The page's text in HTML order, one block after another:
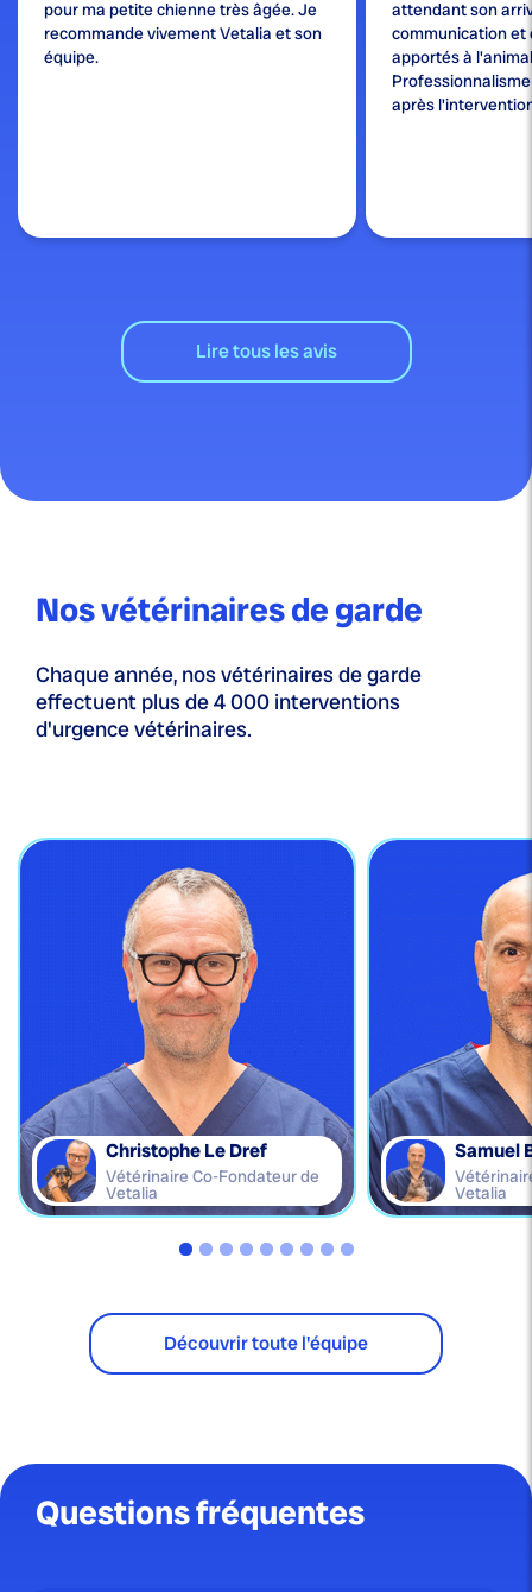
pour ma petite chienne très âgée. Je
recommande vivement Vetalia et son
équipe.
attendant son
communication et
apportés à
après
Lire tous les avis
Nos vétérinaires de garde
Chaque année, nos vétérinaires de garde
effectuent plus de 4 000 interventions
d'urgence vétérinaires.
Christophe Le Dref
Vétérinaire Co-Fondateur de
Vetalia
Samuel
Vetalia
Découvrir toute l'équipe
Questions fréquentes